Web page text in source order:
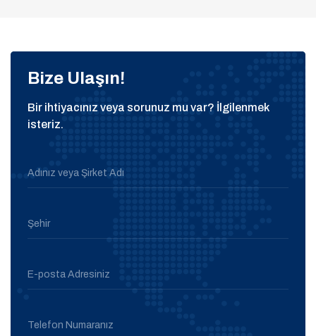
Bize Ulaşın!
Bir ihtiyacınız veya sorunuz mu var? İlgilenmek
isteriz.
Adınız veya Şirket Adı
Şehir
E-posta Adresiniz
Telefon Numaranız